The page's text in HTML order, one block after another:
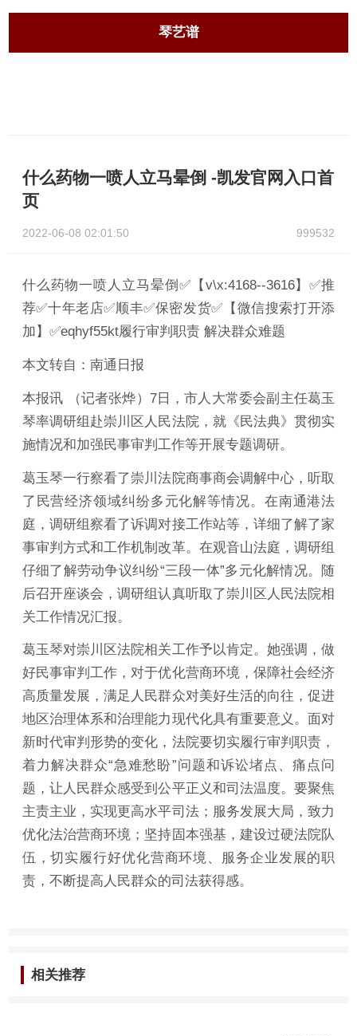
琴艺谱
什么药物一喷人立马晕倒 -凯发官网入口首
页
2022-06-08 02:01:50 999532
什么药物一喷人立马晕倒✅【v\x:4168--3616】✅推
荐✅十年老店✅顺丰✅保密发货✅【微信搜索打开添
加】✅eqhyf55kt履行审判职责 解决群众难题
本文转自：南通日报
本报讯 （记者张烨）7日，市人大常委会副主任葛玉
琴率调研组赴崇川区人民法院，就《民法典》贯彻实
施情况和加强民事审判工作等开展专题调研。
葛玉琴一行察看了崇川法院商事商会调解中心，听取
了民营经济领域纠纷多元化解等情况。在南通港法
庭，调研组察看了诉调对接工作站等，详细了解了家
事审判方式和工作机制改革。在观音山法庭，调研组
仔细了解劳动争议纠纷“三段一体”多元化解情况。随
后召开座谈会，调研组认真听取了崇川区人民法院相
关工作情况汇报。
葛玉琴对崇川区法院相关工作予以肯定。她强调，做
好民事审判工作，对于优化营商环境，保障社会经济
高质量发展，满足人民群众对美好生活的向往，促进
地区治理体系和治理能力现代化具有重要意义。面对
新时代审判形势的变化，法院要切实履行审判职责，
着力解决群众“急难愁盼”问题和诉讼堵点、痛点问
题，让人民群众感受到公平正义和司法温度。要聚焦
主责主业，实现更高水平司法；服务发展大局，致力
优化法治营商环境；坚持固本强基，建设过硬法院队
伍，切实履行好优化营商环境、服务企业发展的职
责，不断提高人民群众的司法获得感。
相关推荐